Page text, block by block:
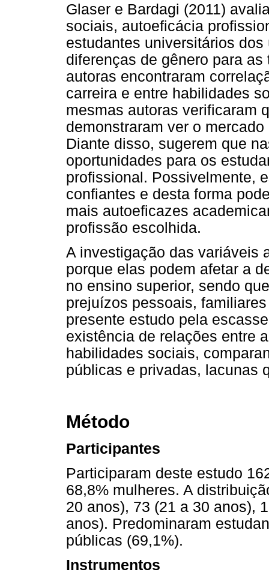
Glaser e Bardagi (2011)
sociais, autoeficácia
estudantes universitários
diferenças de gênero para
autoras encontraram
carreira e entre habilidades
mesmas autoras verificaram
demonstraram ver o
Diante disso, sugerem que
oportunidades para os
profissional. Possivelmente,
confiantes e desta forma
mais autoeficazes
profissão escolhida.
A investigação das variáveis
porque elas podem afetar a
no ensino superior, sendo
prejuízos pessoais,
presente estudo pela
existência de relações entre
habilidades sociais,
públicas e privadas, lacunas
Método
Participantes
Participaram deste estudo
68,8% mulheres. A
20 anos), 73 (21 a 30 anos),
anos). Predominaram
públicas (69,1%).
Instrumentos